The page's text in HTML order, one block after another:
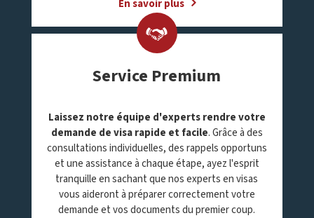
En savoir plus
Service Premium
Laissez notre équipe d'experts rendre votre
demande de visa rapide et facile. Grâce à des
consultations individuelles, des rappels opportuns
et une assistance à chaque étape, ayez l'esprit
tranquille en sachant que nos experts en visas
vous aideront à préparer correctement votre
demande et vos documents du premier coup.